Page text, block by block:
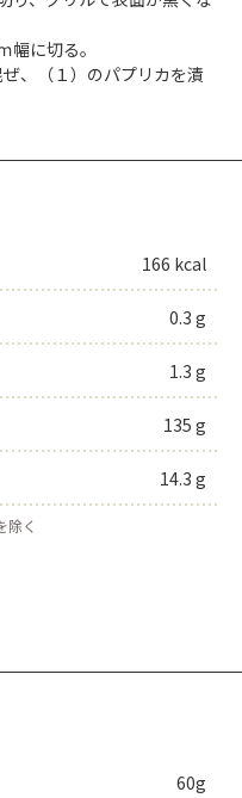
に切る。
、（１）のパプリカを漬
166 kcal
0.3 g
1.3 g
135 g
14.3 g
除く
60g